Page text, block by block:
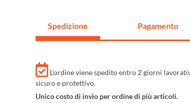
Spedizione Pagamento
L'ordine viene spedito entro 2 giorni
sicuro e protettivo.
Unico costo di invio per ordine di più articoli.